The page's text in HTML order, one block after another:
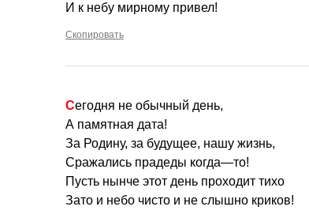
И к небу мирному привел!
Скопировать
Сегодня не обычный день,
А памятная дата!
За Родину, за будущее, нашу жизнь,
Сражались прадеды когда—то!
Пусть нынче этот день проходит тихо
Зато и небо чисто и не слышно криков!